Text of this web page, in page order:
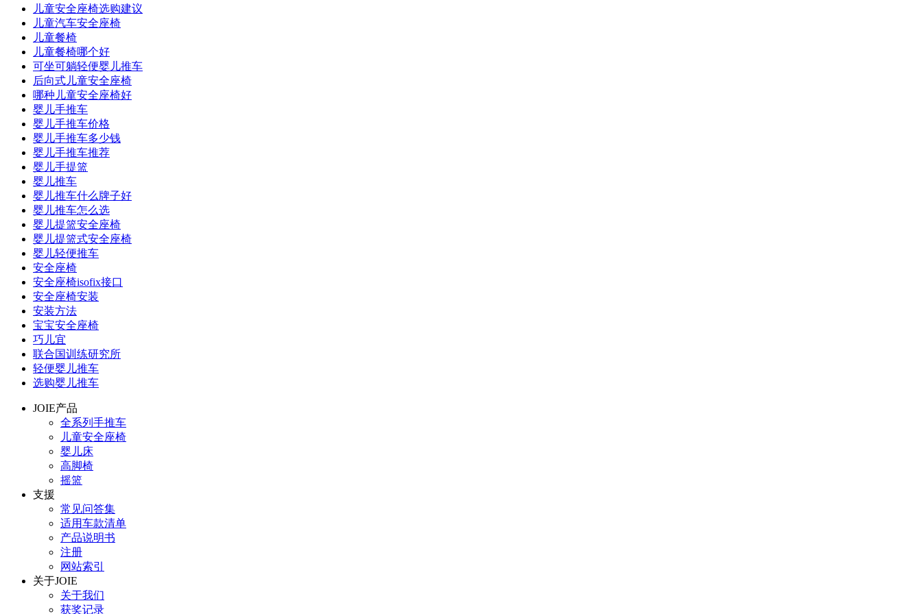
儿童安全座椅选购建议
儿童汽车安全座椅
儿童餐椅
儿童餐椅哪个好
可坐可躺轻便婴儿推车
后向式儿童安全座椅
哪种儿童安全座椅好
婴儿手推车
婴儿手推车价格
婴儿手推车多少钱
婴儿手推车推荐
婴儿手提篮
婴儿推车
婴儿推车什么牌子好
婴儿推车怎么选
婴儿提篮安全座椅
婴儿提篮式安全座椅
婴儿轻便推车
安全座椅
安全座椅isofix接口
安全座椅安装
安装方法
宝宝安全座椅
巧儿宜
联合国训练研究所
轻便婴儿推车
选购婴儿推车
JOIE产品
全系列手推车
儿童安全座椅
婴儿床
高脚椅
摇篮
支援
常见问答集
适用车款清单
产品说明书
注册
网站索引
关于JOIE
关于我们
获奖记录